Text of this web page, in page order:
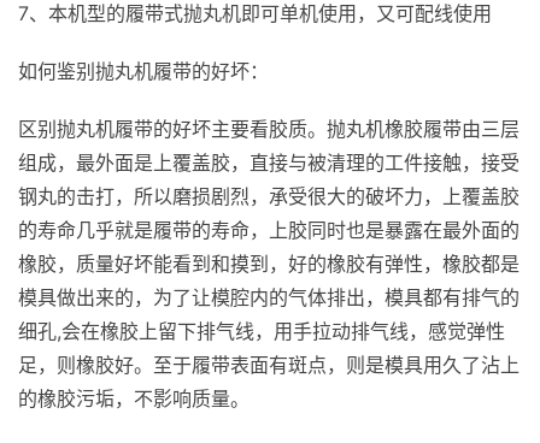
7、本机型的履带式抛丸机即可单机使用，又可配线使用
如何鉴别抛丸机履带的好坏：
区别抛丸机履带的好坏主要看胶质。抛丸机橡胶履带由三层
组成，最外面是上覆盖胶，直接与被清理的工件接触，接受
钢丸的击打，所以磨损剧烈，承受很大的破坏力，上覆盖胶
的寿命几乎就是履带的寿命，上胶同时也是暴露在最外面的
橡胶，质量好坏能看到和摸到，好的橡胶有弹性，橡胶都是
模具做出来的，为了让模腔内的气体排出，模具都有排气的
细孔,会在橡胶上留下排气线，用手拉动排气线，感觉弹性
足，则橡胶好。至于履带表面有斑点，则是模具用久了沾上
的橡胶污垢，不影响质量。